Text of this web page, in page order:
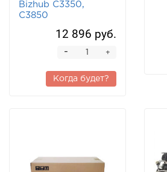
Bizhub C3350,
C3850
12 896 руб.
+
-
Когда будет?